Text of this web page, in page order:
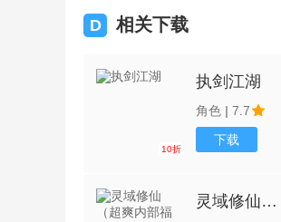
D 相关下载
10折
执剑江湖
角色 | 7.7
下载
灵域修仙（超爽内部福利）